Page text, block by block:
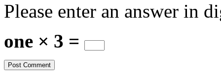
Please enter an answer in
one × 3 =